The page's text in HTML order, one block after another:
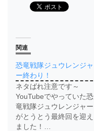
関連
恐竜戦隊ジュウレンジャ
ー終わり！
ネタばれ注意です～
YouTubeでやっていた恐
竜戦隊ジュウレンジャー
がとうとう最終回を迎え
ました！…